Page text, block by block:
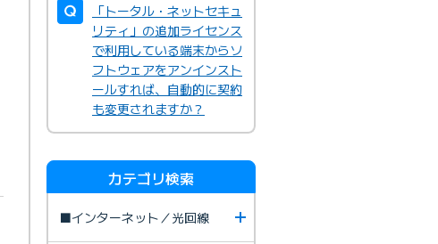
「トータル・ネットセキュ
リティ」の追加ライセンス
で利用している端末からソ
フトウェアをアンインスト
ールすれば、自動的に契約
も変更されますか？
カテゴリ検索
■インターネット／光回線